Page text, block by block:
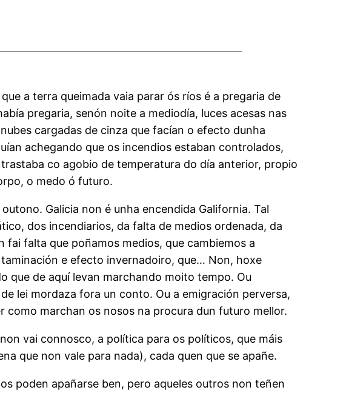
a terra queimada vaia parar ós ríos é a pregaria de
pregaria, senón noite a mediodía, luces acesas nas
cargadas de cinza que facían o efecto dunha
achegando que os incendios estaban controlados,
co agobio de temperatura do día anterior, propio
o medo ó futuro.
Galicia non é unha encendida Galifornia. Tal
dos incendiarios, da falta de medios ordenada, da
falta que poñamos medios, que cambiemos a
e efecto invernadoiro, que… Non, hoxe
que de aquí levan marchando moito tempo. Ou
lei mordaza fora un conto. Ou a emigración perversa,
marchan os nosos na procura dun futuro mellor.
vai connosco, a política para os políticos, que máis
que non vale para nada), cada quen que se apañe.
poden apañarse ben, pero aqueles outros non teñen